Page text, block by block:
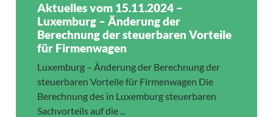
Aktuelles vom 15.11.2024 –
Luxemburg – Änderung der
Berechnung der steuerbaren Vorteile
für Firmenwagen
Luxemburg – Änderung der Berechnung der
steuerbaren Vorteile für Firmenwagen Die
Berechnung des in Luxemburg steuerbaren
Sachvorteils auf die ...